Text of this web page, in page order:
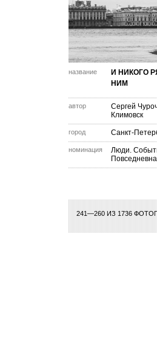
название
И НИКОГО
НИМ
автор
Сергей
Климовск
город Санкт-
номинация
Люди.
241—260 ИЗ 17361 2